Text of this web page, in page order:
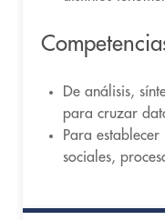
De análisis,
para cruzar
Para establecer
sociales,